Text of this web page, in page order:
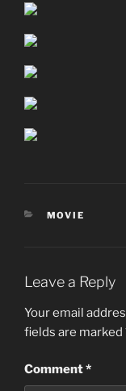
CATEGORIES
MOVIE
Leave a Reply
Your email
fields are marked
Comment*